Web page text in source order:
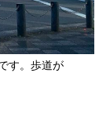
す。歩道が